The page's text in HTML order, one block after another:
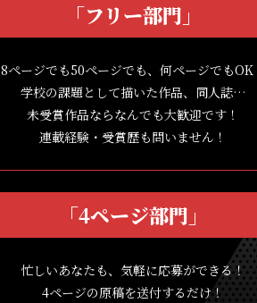
「フリー部門」
8ページでも50ページでも、何ページでもOK
学校の課題として描いた作品、同人誌…
未受賞作品ならなんでも大歓迎です！
連載経験・受賞歴も問いません！
「4ページ部門」
忙しいあなたも、気軽に応募ができる！
4ページの原稿を送付するだけ！